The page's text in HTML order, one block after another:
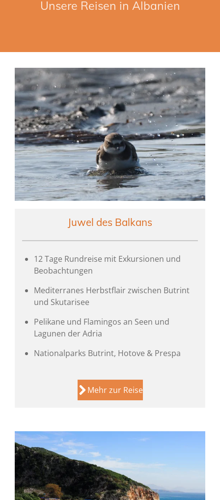
Unsere Reisen in Albanien
Juwel des Balkans
12 Tage Rundreise mit Exkursionen und
Beobachtungen
Mediterranes Herbstflair zwischen Butrint
und Skutarisee
Pelikane und Flamingos an Seen und
Lagunen der Adria
Nationalparks Butrint, Hotove & Prespa
Mehr zur Reise